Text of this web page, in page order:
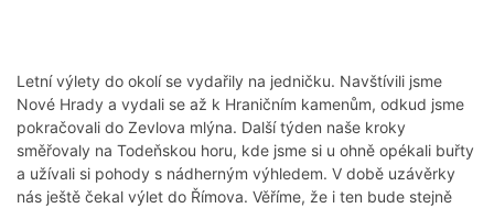
Letní výlety do okolí se vydařily na jedničku. Navštívili jsme
Nové Hrady a vydali se až k Hraničním kamenům, odkud jsme
pokračovali do Zevlova mlýna. Další týden naše kroky
směřovaly na Todeňskou horu, kde jsme si u ohně opékali buřty
a užívali si pohody s nádherným výhledem. V době uzávěrky
nás ještě čekal výlet do Římova. Věříme, že i ten bude stejně